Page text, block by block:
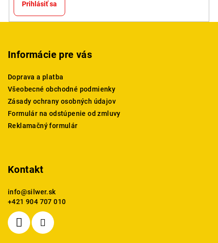
Prihlásiť sa
Informácie pre vás
Doprava a platba
Všeobecné obchodné podmienky
Zásady ochrany osobných údajov
Formulár na odstúpenie od zmluvy
Reklamačný formulár
Kontakt
info@silwer.sk
+421 904 707 010